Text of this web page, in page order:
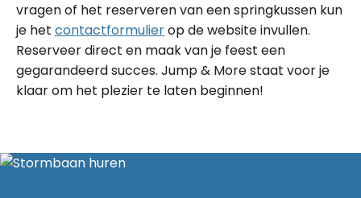
vragen of het reserveren van een springkussen kun
je het contactformulierop de website invullen.
Reserveer direct en maak van je feest een
gegarandeerd succes. Jump & More staat voor je
klaar om het plezier te laten beginnen!